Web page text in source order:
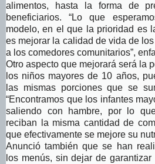
alimentos, hasta la forma de
beneficiarios. “Lo que
modelo, en el que la prioridad es
es mejorar la calidad de vida de
a los comedores comunitarios”,
Otro aspecto que mejorará será la
los niños mayores de 10 años,
las mismas porciones que se
“Encontramos que los infantes
saliendo con hambre, por lo
reciban la misma cantidad de
que efectivamente se mejore su
Anunció también que se han
los menús, sin dejar de